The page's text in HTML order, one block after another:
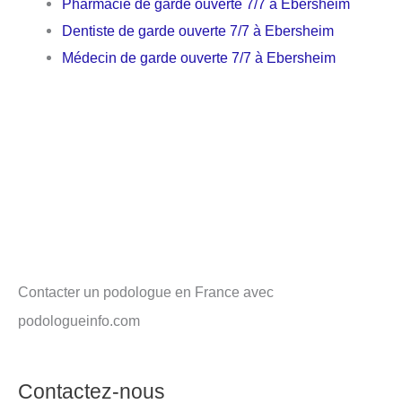
Pharmacie de garde ouverte 7/7 à Ebersheim
Dentiste de garde ouverte 7/7 à Ebersheim
Médecin de garde ouverte 7/7 à Ebersheim
Contacter un podologue en France avec
podologueinfo.com
Contactez-nous